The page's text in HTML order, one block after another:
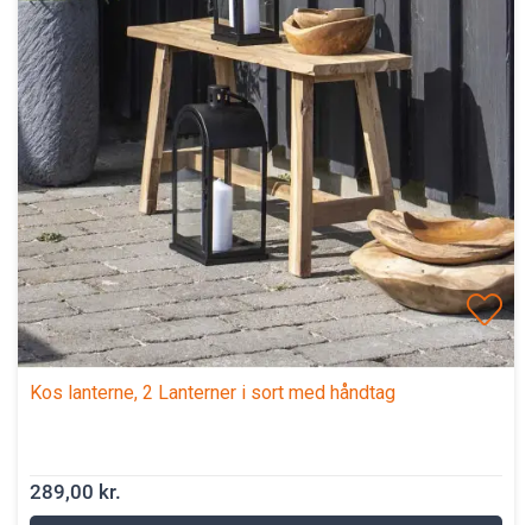
Kos lanterne, 2 Lanterner i sort med håndtag
289,00 kr.